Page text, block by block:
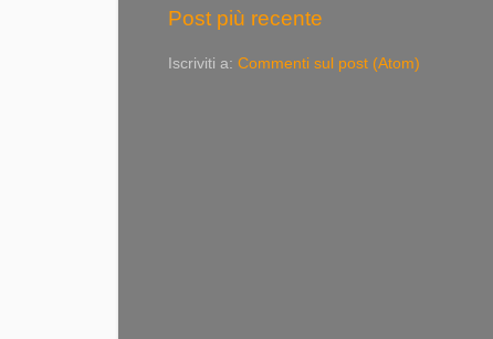
Post più recente
Iscriviti a: Commenti sul post (Atom)